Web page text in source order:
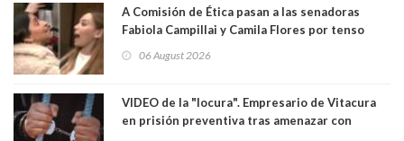
A Comisión de Ética pasan a las senadoras
Fabiola Campillai y Camila Flores por tenso
06 August 2026
VIDEO de la "locura". Empresario de Vitacura
en prisión preventiva tras amenazar con